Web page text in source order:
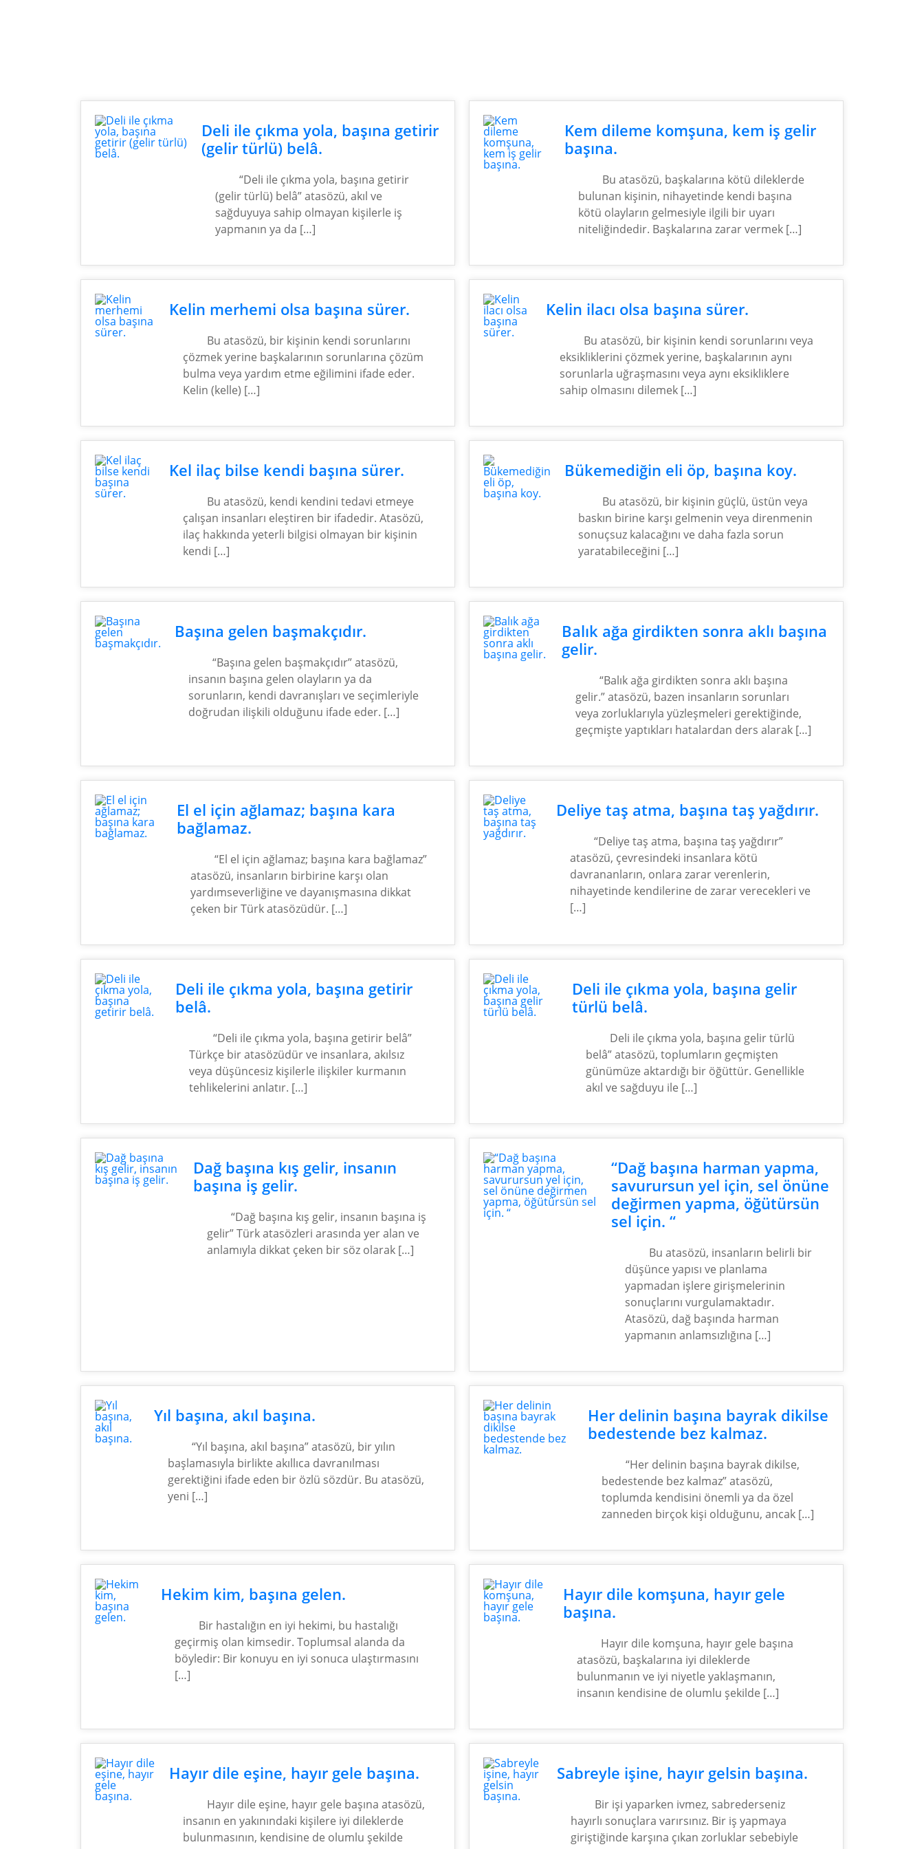
Deli ile çıkma yola, başına getirir
(gelir türlü) belâ.
“Deli ile çıkma yola, başına getirir
(gelir türlü) belâ” atasözü, akıl ve
sağduyuya sahip olmayan kişilerle iş
yapmanın ya da […]
Kem dileme komşuna, kem iş gelir
başına.
Bu atasözü, başkalarına kötü dileklerde
bulunan kişinin, nihayetinde kendi başına
kötü olayların gelmesiyle ilgili bir uyarı
niteliğindedir. Başkalarına zarar vermek […]
Kelin merhemi olsa başına sürer.
Bu atasözü, bir kişinin kendi sorunlarını
çözmek yerine başkalarının sorunlarına çözüm
bulma veya yardım etme eğilimini ifade eder.
Kelin (kelle) […]
Kelin ilacı olsa başına sürer.
Bu atasözü, bir kişinin kendi sorunlarını veya
eksikliklerini çözmek yerine, başkalarının aynı
sorunlarla uğraşmasını veya aynı eksikliklere
sahip olmasını dilemek […]
Kel ilaç bilse kendi başına sürer.
Bu atasözü, kendi kendini tedavi etmeye
çalışan insanları eleştiren bir ifadedir. Atasözü,
ilaç hakkında yeterli bilgisi olmayan bir kişinin
kendi […]
Bükemediğin eli öp, başına koy.
Bu atasözü, bir kişinin güçlü, üstün veya
baskın birine karşı gelmenin veya direnmenin
sonuçsuz kalacağını ve daha fazla sorun
yaratabileceğini […]
Başına gelen başmakçıdır.
“Başına gelen başmakçıdır” atasözü,
insanın başına gelen olayların ya da
sorunların, kendi davranışları ve seçimleriyle
doğrudan ilişkili olduğunu ifade eder. […]
Balık ağa girdikten sonra aklı başına
gelir.
“Balık ağa girdikten sonra aklı başına
gelir.” atasözü, bazen insanların sorunları
veya zorluklarıyla yüzleşmeleri gerektiğinde,
geçmişte yaptıkları hatalardan ders alarak […]
El el için ağlamaz; başına kara
bağlamaz.
“El el için ağlamaz; başına kara bağlamaz”
atasözü, insanların birbirine karşı olan
yardımseverliğine ve dayanışmasına dikkat
çeken bir Türk atasözüdür. […]
Deliye taş atma, başına taş yağdırır.
“Deliye taş atma, başına taş yağdırır”
atasözü, çevresindeki insanlara kötü
davrananların, onlara zarar verenlerin,
nihayetinde kendilerine de zarar verecekleri ve
[…]
Deli ile çıkma yola, başına getirir
belâ.
“Deli ile çıkma yola, başına getirir belâ”
Türkçe bir atasözüdür ve insanlara, akılsız
veya düşüncesiz kişilerle ilişkiler kurmanın
tehlikelerini anlatır. […]
Deli ile çıkma yola, başına gelir
türlü belâ.
Deli ile çıkma yola, başına gelir türlü
belâ” atasözü, toplumların geçmişten
günümüze aktardığı bir öğüttür. Genellikle
akıl ve sağduyu ile […]
Dağ başına kış gelir, insanın
başına iş gelir.
“Dağ başına kış gelir, insanın başına iş
gelir” Türk atasözleri arasında yer alan ve
anlamıyla dikkat çeken bir söz olarak […]
“Dağ başına harman yapma,
savurursun yel için, sel önüne
değirmen yapma, öğütürsün
sel için. “
Bu atasözü, insanların belirli bir
düşünce yapısı ve planlama
yapmadan işlere girişmelerinin
sonuçlarını vurgulamaktadır.
Atasözü, dağ başında harman
yapmanın anlamsızlığına […]
Yıl başına, akıl başına.
“Yıl başına, akıl başına” atasözü, bir yılın
başlamasıyla birlikte akıllıca davranılması
gerektiğini ifade eden bir özlü sözdür. Bu atasözü,
yeni […]
Her delinin başına bayrak dikilse
bedestende bez kalmaz.
“Her delinin başına bayrak dikilse,
bedestende bez kalmaz” atasözü,
toplumda kendisini önemli ya da özel
zanneden birçok kişi olduğunu, ancak […]
Hekim kim, başına gelen.
Bir hastalığın en iyi hekimi, bu hastalığı
geçirmiş olan kimsedir. Toplumsal alanda da
böyledir: Bir konuyu en iyi sonuca ulaştırmasını
[…]
Hayır dile komşuna, hayır gele
başına.
Hayır dile komşuna, hayır gele başına
atasözü, başkalarına iyi dileklerde
bulunmanın ve iyi niyetle yaklaşmanın,
insanın kendisine de olumlu şekilde […]
Hayır dile eşine, hayır gele başına.
Hayır dile eşine, hayır gele başına atasözü,
insanın en yakınındaki kişilere iyi dileklerde
bulunmasının, kendisine de olumlu şekilde
Sabreyle işine, hayır gelsin başına.
Bir işi yaparken ivmez, sabrederseniz
hayırlı sonuçlara varırsınız. Bir iş yapmaya
giriştiğinde karşına çıkan zorluklar sebebiyle